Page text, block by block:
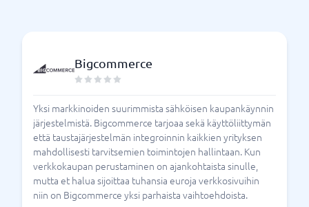
Bigcommerce
Yksi markkinoiden suurimmista sähköisen kaupankäynnin
järjestelmistä. Bigcommerce tarjoaa sekä käyttöliittymän
että taustajärjestelmän integroinnin kaikkien yrityksen
mahdollisesti tarvitsemien toimintojen hallintaan. Kun
verkkokaupan perustaminen on ajankohtaista sinulle,
mutta et halua sijoittaa tuhansia euroja verkkosivuihin
niin on Bigcommerce yksi parhaista vaihtoehdoista.